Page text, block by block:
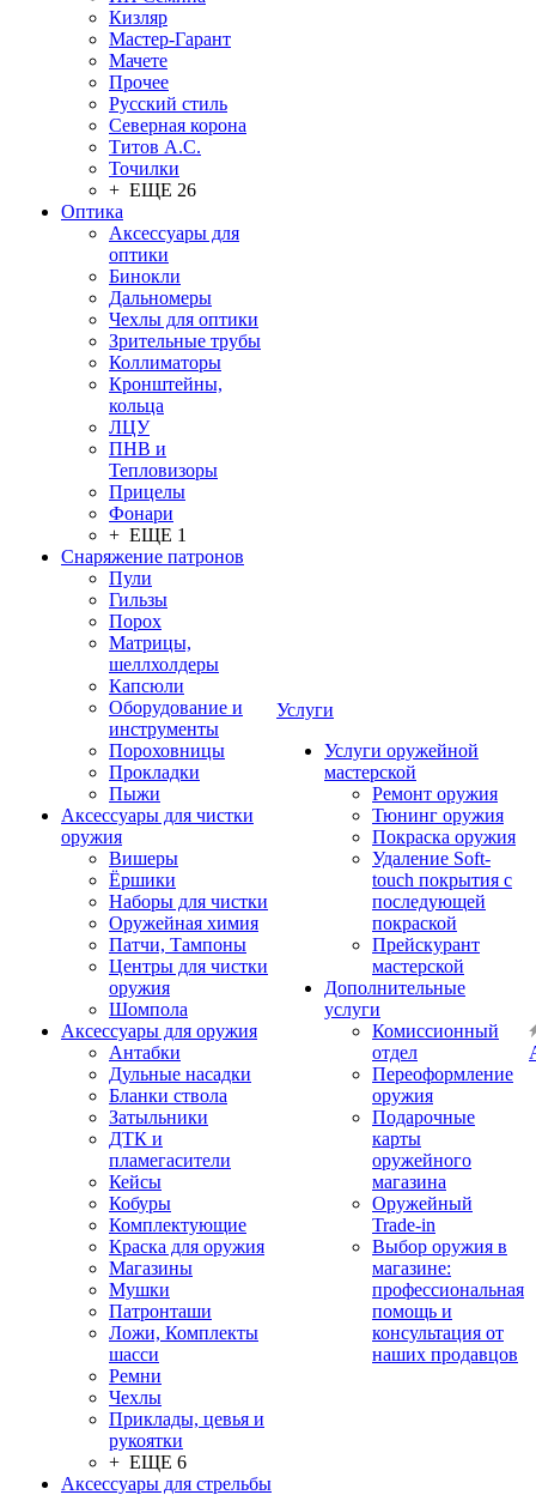
Кизляр
Мастер-Гарант
Мачете
Прочее
Русский стиль
Северная корона
Титов А.С.
Точилки
+ ЕЩЕ 26
Оптика
Аксессуары для
оптики
Бинокли
Дальномеры
Чехлы для оптики
Зрительные трубы
Коллиматоры
Кронштейны,
кольца
ЛЦУ
ПНВ и
Тепловизоры
Прицелы
Фонари
+ ЕЩЕ 1
Снаряжение патронов
Пули
Гильзы
Порох
Матрицы,
шеллхолдеры
Капсюли
Оборудование и
инструменты
Пороховницы
Прокладки
Пыжи
Аксессуары для чистки
оружия
Вишеры
Ёршики
Наборы для чистки
Оружейная химия
Патчи, Тампоны
Центры для чистки
оружия
Шомпола
Аксессуары для оружия
Антабки
Дульные насадки
Бланки ствола
Затыльники
ДТК и
пламегасители
Кейсы
Кобуры
Комплектующие
Краска для оружия
Магазины
Мушки
Патронташи
Ложи, Комплекты
шасси
Ремни
Чехлы
Приклады, цевья и
рукоятки
+ ЕЩЕ 6
Аксессуары для стрельбы
Услуги
Услуги оружейной
мастерской
Ремонт оружия
Тюнинг оружия
Покраска оружия
Удаление Soft-
touch покрытия с
последующей
покраской
Прейскурант
мастерской
Дополнительные
услуги
Комиссионный
отдел
Переоформление
оружия
Подарочные
карты
оружейного
магазина
Оружейный
Trade-in
Выбор оружия в
магазине:
профессиональная
помощь и
консультация от
наших продавцов